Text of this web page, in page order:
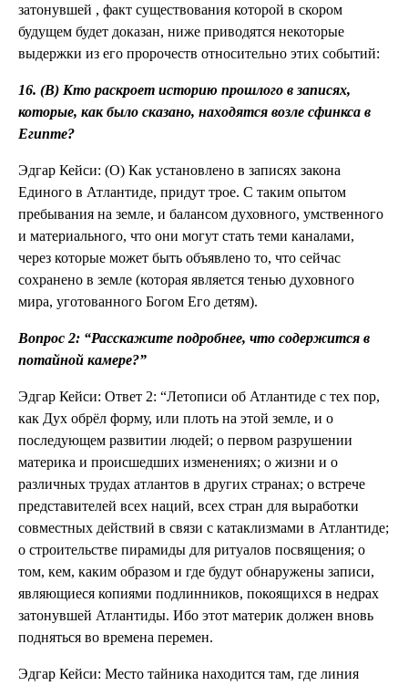
затонувшей , факт существования которой в скором
будущем будет доказан, ниже приводятся некоторые
выдержки из его пророчеств относительно этих событий:
16. (В) Кто раскроет историю прошлого в записях,
которые, как было сказано, находятся возле сфинкса в
Египте?
Эдгар Кейси: (О) Как установлено в записях закона
Единого в Атлантиде, придут трое. С таким опытом
пребывания на земле, и балансом духовного, умственного
и материального, что они могут стать теми каналами,
через которые может быть объявлено то, что сейчас
сохранено в земле (которая является тенью духовного
мира, уготованного Богом Его детям).
Вопрос 2: “Расскажите подробнее, что содержится в
потайной камере?”
Эдгар Кейси: Ответ 2: “Летописи об Атлантиде с тех пор,
как Дух обрёл форму, или плоть на этой земле, и о
последующем развитии людей; о первом разрушении
материка и происшедших изменениях; о жизни и о
различных трудах атлантов в других странах; о встрече
представителей всех наций, всех стран для выработки
совместных действий в связи с катаклизмами в Атлантиде;
о строительстве пирамиды для ритуалов посвящения; о
том, кем, каким образом и где будут обнаружены записи,
являющиеся копиями подлинников, покоящихся в недрах
затонувшей Атлантиды. Ибо этот материк должен вновь
подняться во времена перемен.
Эдгар Кейси: Место тайника находится там, где линия